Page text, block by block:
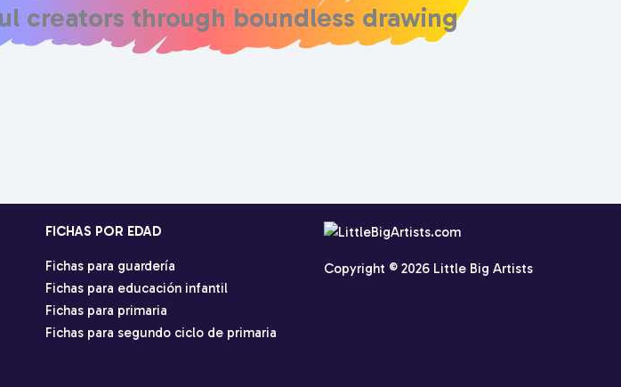
creators through boundless drawing
FICHAS POR EDAD
Fichas para guardería
Fichas para educación infantil
Fichas para primaria
Fichas para segundo ciclo de primaria
Copyright © 2026 Little Big Artists